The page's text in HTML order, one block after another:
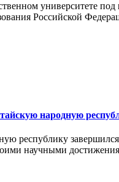
университете
Российской
народную
республику
научными